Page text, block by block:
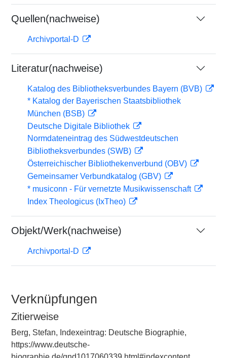
Quellen(nachweise)
Archivportal-D
Literatur(nachweise)
Katalog des Bibliotheksverbundes Bayern (BVB)
* Katalog der Bayerischen Staatsbibliothek
München (BSB)
Deutsche Digitale Bibliothek
Normdateneintrag des Südwestdeutschen
Bibliotheksverbundes (SWB)
Österreichischer Bibliothekenverbund (OBV)
Gemeinsamer Verbundkatalog (GBV)
* musiconn - Für vernetzte Musikwissenschaft
Index Theologicus (IxTheo)
Objekt/Werk(nachweise)
Archivportal-D
Verknüpfungen
Zitierweise
Berg, Stefan, Indexeintrag: Deutsche Biographie,
https://www.deutsche-